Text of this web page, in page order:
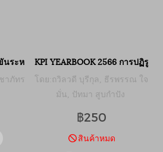
ระหว่างมหาอำนาจ: ประชาธิปไตยปะทะเ
าภัทร
KPI YEARBOOK 2566 การปฏิรู
โดย:ถวิลวดี บุรีกุล, ธีรพรรณ ใจ
มั่น, ปัทมา สูบกำปัง
฿250
สินค้าหมด